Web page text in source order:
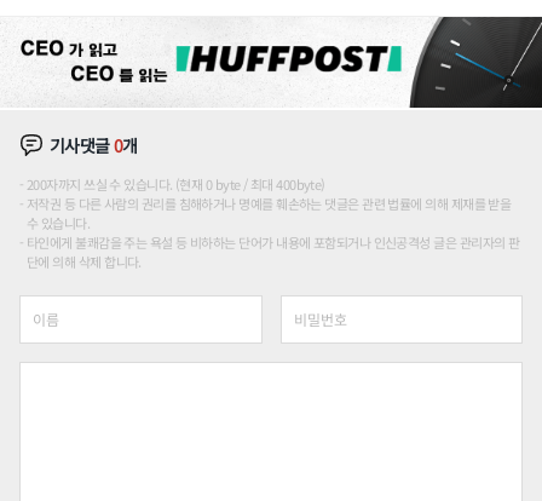
기사댓글0개
200자까지 쓰실 수 있습니다. (현재 0 byte / 최대 400byte)
저작권 등 다른 사람의 권리를 침해하거나 명예를 훼손하는 댓글은 관련 법률에 의해 제재를 받을
수 있습니다.
타인에게 불쾌감을 주는 욕설 등 비하하는 단어가 내용에 포함되거나 인신공격성 글은 관리자의 판
단에 의해 삭제 합니다.